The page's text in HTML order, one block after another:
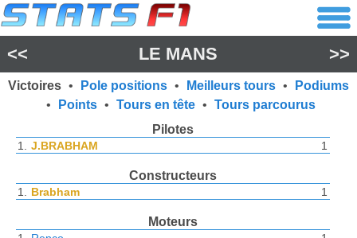
<< LE MANS >>
Victoires • Pole positions • Meilleurs tours •
Podiums
•
Points • Tours en tête • Tours parcourus
Pilotes
1. J.BRABHAM 1
Constructeurs
1. Brabham 1
Moteurs